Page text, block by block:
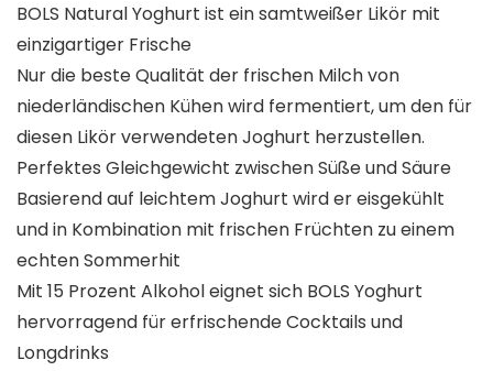
BOLS Natural Yoghurt ist ein samtweißer Likör mit
einzigartiger Frische
Nur die beste Qualität der frischen Milch von
niederländischen Kühen wird fermentiert, um den für
diesen Likör verwendeten Joghurt herzustellen.
Perfektes Gleichgewicht zwischen Süße und Säure
Basierend auf leichtem Joghurt wird er eisgekühlt
und in Kombination mit frischen Früchten zu einem
echten Sommerhit
Mit 15 Prozent Alkohol eignet sich BOLS Yoghurt
hervorragend für erfrischende Cocktails und
Longdrinks